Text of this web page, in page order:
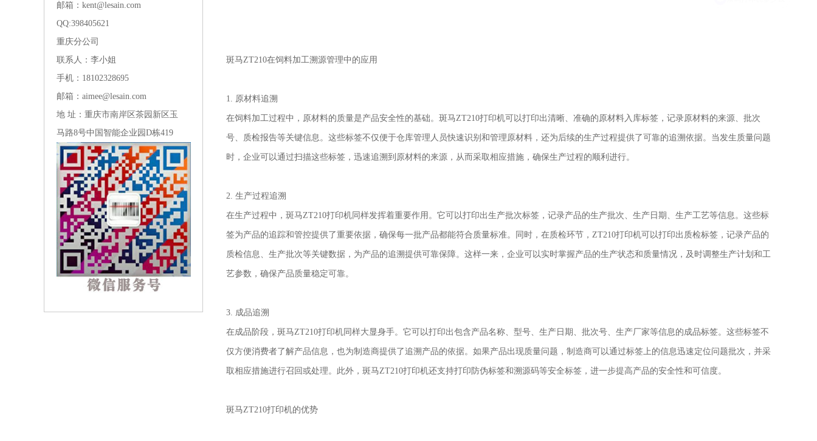
邮箱：kent@lesain.com
QQ:398405621
重庆分公司
联系人：李小姐
手机：18102328695
邮箱：aimee@lesain.com
地 址：重庆市南岸区茶园新区玉
马路8号中国智能企业园D栋419
斑马ZT210在饲料加工溯源管理中的应用
1. 原材料追溯
在饲料加工过程中，原材料的质量是产品安全性的基础。斑马ZT210打印机可以打印出清晰、准确的原材料入库标签，记录原材料的来源、批次
号、质检报告等关键信息。这些标签不仅便于仓库管理人员快速识别和管理原材料，还为后续的生产过程提供了可靠的追溯依据。当发生质量问题
时，企业可以通过扫描这些标签，迅速追溯到原材料的来源，从而采取相应措施，确保生产过程的顺利进行。
2. 生产过程追溯
在生产过程中，斑马ZT210打印机同样发挥着重要作用。它可以打印出生产批次标签，记录产品的生产批次、生产日期、生产工艺等信息。这些标
签为产品的追踪和管控提供了重要依据，确保每一批产品都能符合质量标准。同时，在质检环节，ZT210打印机可以打印出质检标签，记录产品的
质检信息、生产批次等关键数据，为产品的追溯提供可靠保障。这样一来，企业可以实时掌握产品的生产状态和质量情况，及时调整生产计划和工
艺参数，确保产品质量稳定可靠。
3. 成品追溯
在成品阶段，斑马ZT210打印机同样大显身手。它可以打印出包含产品名称、型号、生产日期、批次号、生产厂家等信息的成品标签。这些标签不
仅方便消费者了解产品信息，也为制造商提供了追溯产品的依据。如果产品出现质量问题，制造商可以通过标签上的信息迅速定位问题批次，并采
取相应措施进行召回或处理。此外，斑马ZT210打印机还支持打印防伪标签和溯源码等安全标签，进一步提高产品的安全性和可信度。
斑马ZT210打印机的优势